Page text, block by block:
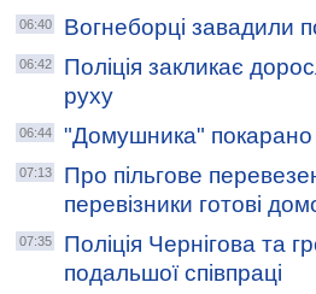
06:40 Вогнеборці завадили
06:42
Поліція закликає
руху
06:44 "Домушника" покарано
07:13
Про пільгове
перевізники готові
07:35
Поліція Чернігова та
подальшої співпраці